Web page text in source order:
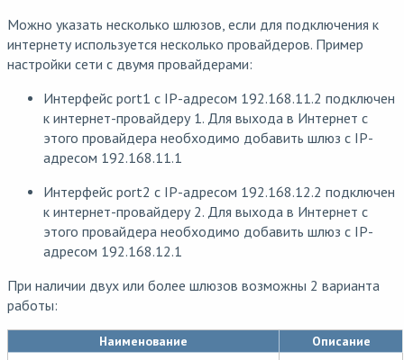
Можно указать несколько шлюзов, если для подключения к
интернету используется несколько провайдеров. Пример
настройки сети с двумя провайдерами:
Интерфейс port1 с IP-адресом 192.168.11.2 подключен
к интернет-провайдеру 1. Для выхода в Интернет с
этого провайдера необходимо добавить шлюз с IP-
адресом 192.168.11.1
Интерфейс port2 с IP-адресом 192.168.12.2 подключен
к интернет-провайдеру 2. Для выхода в Интернет с
этого провайдера необходимо добавить шлюз с IP-
адресом 192.168.12.1
При наличии двух или более шлюзов возможны 2 варианта
работы:
Наименование Описание